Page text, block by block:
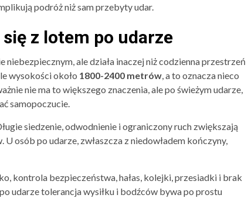
podróż niż sam przebyty udar.
z lotem po udarze
ale działa inaczej niż codzienna przestrzeń
wysokości około 1800-2400 metrów, a to oznacza nieco
nie ma to większego znaczenia, ale po świeżym udarze,
samopoczucie.
siedzenie, odwodnienie i ograniczony ruch zwiększają
osób po udarze, zwłaszcza z niedowładem kończyny,
kontrola bezpieczeństwa, hałas, kolejki, przesiadki i brak
udarze tolerancja wysiłku i bodźców bywa po prostu